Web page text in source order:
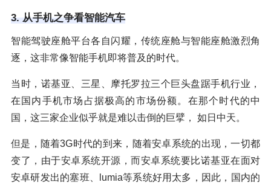
3. 从手机之争看智能汽车
智能驾驶座舱平台各自闪耀，传统座舱与智能座舱激烈角
逐，这非常像智能手机即将普及的时代。
当时，诺基亚、三星、摩托罗拉三个巨头盘踞手机行业，
在国内手机市场占据极高的市场份额。在那个时代的中
国，这三家企业似乎就是难以击倒的巨擘， 如日中天。
但是，随着3G时代的到来，随着安卓系统的出现，一切都
变了，由于安卓系统开源，而安卓系统要比诺基亚在面对
安卓研发出的塞班、lumia等系统好用太多，因此，国内的